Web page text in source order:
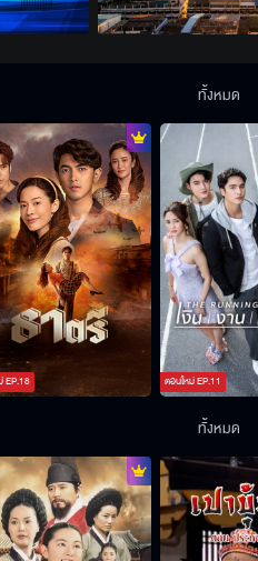
EP.18 ตอนใหม่EP.11
ทั้งหมด
ทั้งหมด